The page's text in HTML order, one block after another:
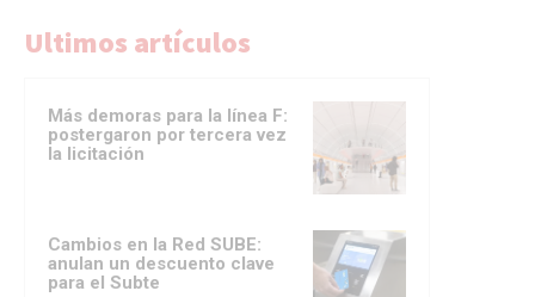
Ultimos artículos
Más demoras para la línea F:
postergaron por tercera vez
la licitación
Cambios en la Red SUBE:
anulan un descuento clave
para el Subte